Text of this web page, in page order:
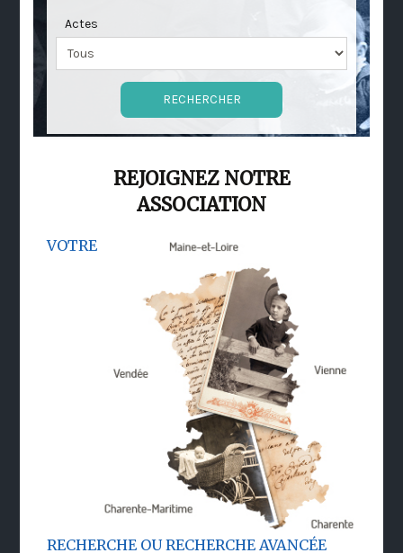
Actes
REJOIGNEZ NOTRE
ASSOCIATION
VOTRE
RECHERCHE OU RECHERCHE AVANCÉE